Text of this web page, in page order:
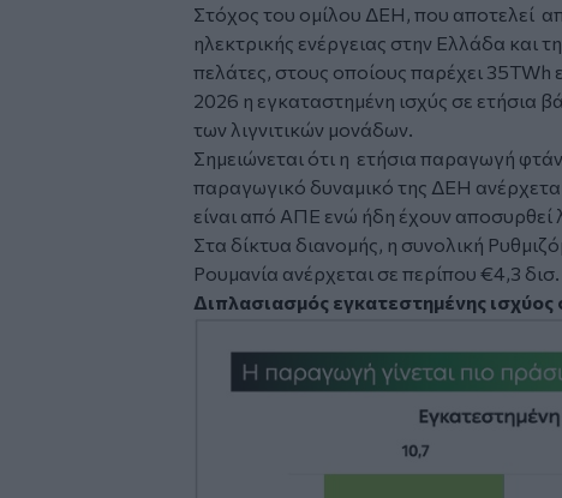
Στόχος του ομίλου ΔΕΗ, που αποτελεί
ηλεκτρικής ενέργειας στην Ελλάδα και
πελάτες, στους οποίους παρέχει 35TWh
2026 η εγκαταστημένη ισχύς σε ετήσια
των λιγνιτικών μονάδων.
Σημειώνεται ότι η ετήσια παραγωγή
παραγωγικό δυναμικό της ΔΕΗ
είναι από ΑΠΕ ενώ ήδη έχουν αποσυρθεί
Στα δίκτυα διανομής, η συνολική
Ρουμανία ανέρχεται σε περίπου €4,3 δισ.
Διπλασιασμός εγκατεστημένης